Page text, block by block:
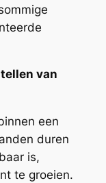
van
een
duren
is,
te groeien.